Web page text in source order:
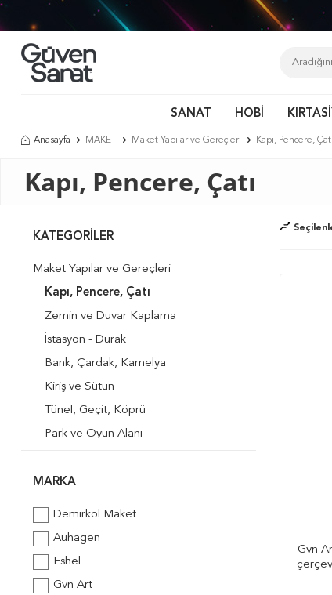
SANAT HOBİ
Anasayfa MAKET Maket Yapılar ve Gereçleri Kapı, Pencere, Çatı
Kapı, Pencere, Çatı
KATEGORILER
Maket Yapılar ve Gereçleri
Kapı, Pencere, Çatı
Zemin ve Duvar Kaplama
İstasyon - Durak
Bank, Çardak, Kamelya
Kiriş ve Sütun
Tünel, Geçit, Köprü
Park ve Oyun Alanı
Ev Eşyaları
Hayvan Barınakları
Maket Evler
MARKA
Demirkol Maket
Auhagen
Eshel
Gvn Art
Gvn